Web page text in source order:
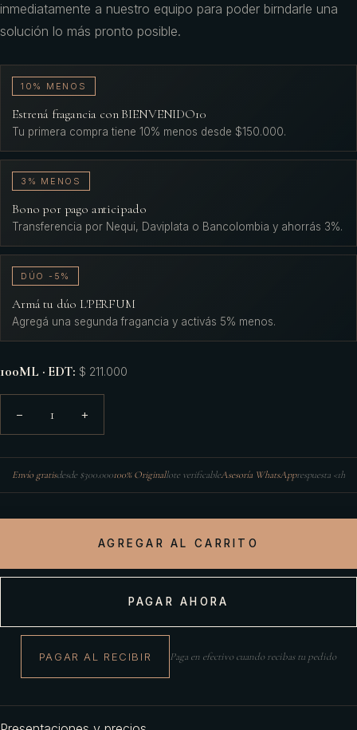
inmediatamente a nuestro equipo para poder birndarle una
solución lo más pronto posible.
10% MENOS
Estrená fragancia con BIENVENIDO10
Tu primera compra tiene 10% menos desde $150.000.
3% MENOS
Bono por pago anticipado
Transferencia por Nequi, Daviplata o Bancolombia y ahorrás 3%.
DÚO -5%
Armá tu dúo L'PERFUM
Agregá una segunda fragancia y activás 5% menos.
100ML · EDT: $ 211.000
− 1 +
Envío gratisdesde $300.000100% Originallote verificableAsesoría WhatsApprespuesta <1h
AGREGAR AL CARRITO
PAGAR AHORA
PAGAR AL RECIBIR Paga en efectivo cuando recibas tu pedido